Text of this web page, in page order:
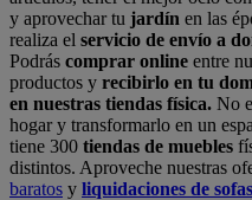
y aprovechar tu jardín en las
realiza el servicio de envío a
Podrás comprar online entre
productos y recibirlo en tu
en nuestras tiendas física. No
hogar y transformarlo en un
tiene 300 tiendas de muebles
distintos. Aproveche nuestras
baratos y liquidaciones de sofas